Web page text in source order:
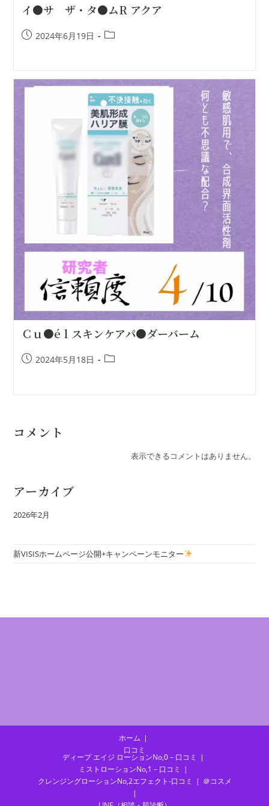
イ●サ ザ・タ●ムR アクア
2024年6月19日
Ｃｕ●éｌスキンケアパ●ダーバーム
2024年5月18日
コメント
表示できるコメントはありません。
アーカイブ
2026年2月
新VISISホームページ公開+キャンペーンモニター
ホーム
口コミ
ディープ エイジ ローションNo,0－口コミ
ミストローションNo,1－口コミ
クレンジングローションNo,2エフェクト-口コミ
＠コスメ